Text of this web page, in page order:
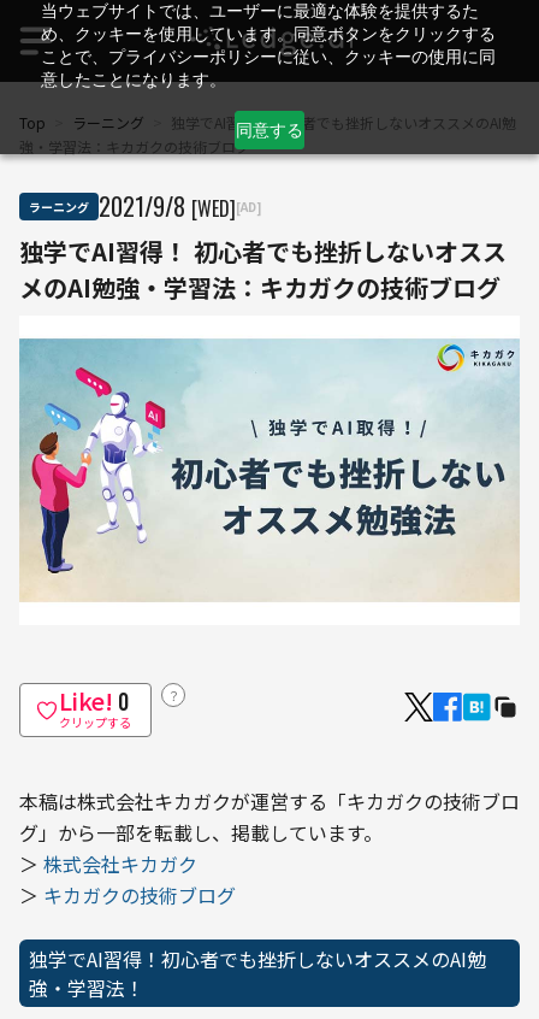
当ウェブサイトでは、ユーザーに最適な体験を提供するた
め、クッキーを使用しています。同意ボタンをクリックする
ことで、プライバシーポリシーに従い、クッキーの使用に同
意したことになります。
同意する
Top ラーニング
独学でAI習得！ 初心者でも挫折しないオススメのAI勉
強・学習法：キカガクの技術ブログ
ラーニング 2021/9/8 [WED][AD]
独学でAI習得！ 初心者でも挫折しないオスス
メのAI勉強・学習法：キカガクの技術ブログ
Like! 0
クリップする
？
本稿は株式会社キカガクが運営する「キカガクの技術ブロ
グ」から一部を転載し、掲載しています。
＞ 株式会社キカガク
＞ キカガクの技術ブログ
独学でAI習得！初心者でも挫折しないオススメのAI勉
強・学習法！